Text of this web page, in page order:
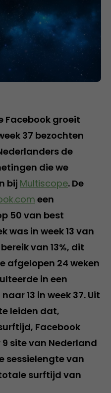
Facebook groeit
37 bezochten
de
die we
bij Multiscope. De
een
50 van best
was in week 13 van
van 13%, dit
afgelopen 24 weken
in een
13 in week 37. Uit
leiden dat,
Facebook
site van Nederland
sessielengte van
surftijd van